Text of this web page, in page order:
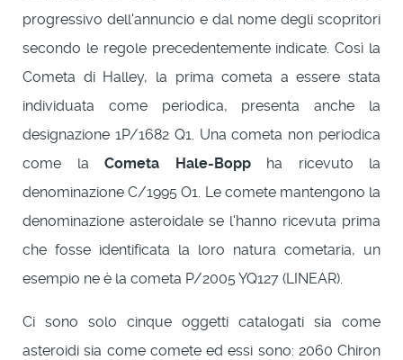
progressivo dell'annuncio e dal nome degli scopritori
secondo le regole precedentemente indicate. Così la
Cometa di Halley, la prima cometa a essere stata
individuata come periodica, presenta anche la
designazione 1P/1682 Q1. Una cometa non periodica
come la Cometa Hale-Boppha ricevuto la
denominazione C/1995 O1. Le comete mantengono la
denominazione asteroidale se l'hanno ricevuta prima
che fosse identificata la loro natura cometaria, un
esempio ne è la cometa P/2005 YQ127 (LINEAR).
Ci sono solo cinque oggetti catalogati sia come
asteroidi sia come comete ed essi sono: 2060 Chiron